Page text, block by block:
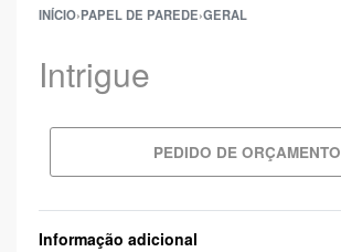
INÍCIO›PAPEL DE PAREDE›GERAL
Intrigue
PEDIDO DE ORÇAMENTO
Informação adicional